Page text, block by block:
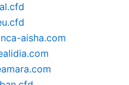
aisha.com